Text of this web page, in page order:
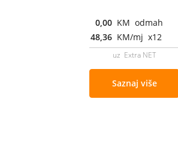
0,00 KM odmah
48,36 KM/mj x12
uz Extra NET
Saznaj više